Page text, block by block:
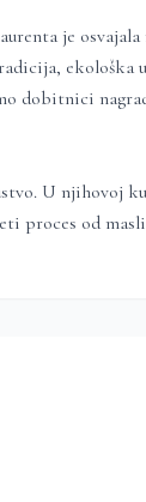
je
ekološka
dobitnici
U njihovoj
proces od